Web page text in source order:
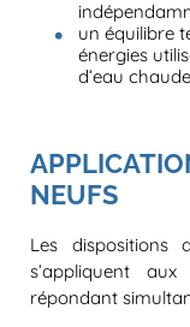
un équilibre
énergies
d’eau
NEUFS
Les dispositions
s’appliquent
répondant